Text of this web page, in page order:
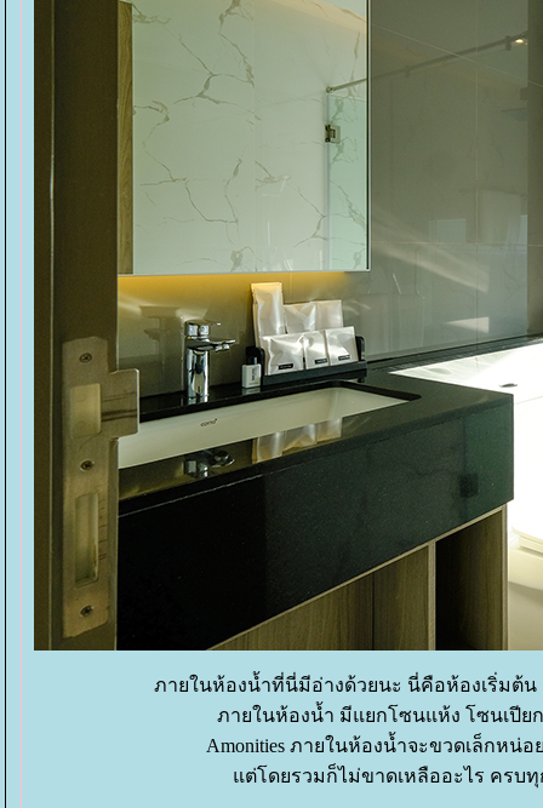
ภายในห้องน้ำที่นี่มีอ่างด้วยนะ นี่คือห้องเริ่มต้น
ภายในห้องน้ำ มีแยกโซนแห้ง โซนเปีย
Amonities ภายในห้องน้ำจะขวดเล็กห
ต่โดยรวมก็ไม่ขาดเหลืออะไร ครบทุ